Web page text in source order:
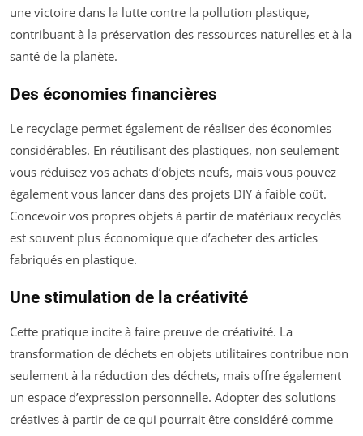
une victoire dans la lutte contre la pollution plastique,
contribuant à la préservation des ressources naturelles et à la
santé de la planète.
Des économies financières
Le recyclage permet également de réaliser des économies
considérables. En réutilisant des plastiques, non seulement
vous réduisez vos achats d’objets neufs, mais vous pouvez
également vous lancer dans des projets DIY à faible coût.
Concevoir vos propres objets à partir de matériaux recyclés
est souvent plus économique que d’acheter des articles
fabriqués en plastique.
Une stimulation de la créativité
Cette pratique incite à faire preuve de créativité. La
transformation de déchets en objets utilitaires contribue non
seulement à la réduction des déchets, mais offre également
un espace d’expression personnelle. Adopter des solutions
créatives à partir de ce qui pourrait être considéré comme